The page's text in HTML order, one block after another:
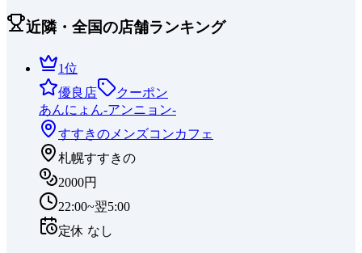
近隣・全国の店舗ランキング
1位
優良店
クーポン
あんにょん-アンニョン-
すすきの メンズコンカフェ
札幌すすきの
2000円
22:00~翌5:00
定休 なし